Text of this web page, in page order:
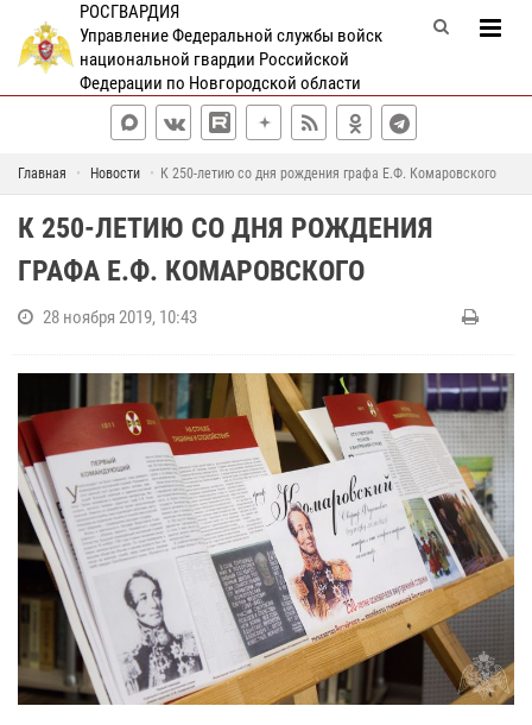
РОСГВАРДИЯ
Управление Федеральной службы войск
национальной гвардии Российской
Федерации по Новгородской области
Главная Новости К 250-летию со дня рождения графа Е.Ф. Комаровского
К 250-ЛЕТИЮ СО ДНЯ РОЖДЕНИЯ
ГРАФА Е.Ф. КОМАРОВСКОГО
28 ноября 2019, 10:43